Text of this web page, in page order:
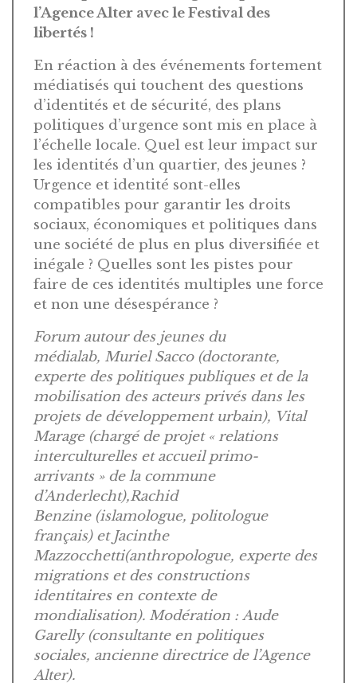
l’Agence Alter avec le Festival des
libertés !
En réaction à des événements fortement
médiatisés qui touchent des questions
d’identités et de sécurité, des plans
politiques d’urgence sont mis en place à
l’échelle locale. Quel est leur impact sur
les identités d’un quartier, des jeunes ?
Urgence et identité sont-elles
compatibles pour garantir les droits
sociaux, économiques et politiques dans
une société de plus en plus diversifiée et
inégale ? Quelles sont les pistes pour
faire de ces identités multiples une force
et non une désespérance ?
Forum autour des jeunes du
médialab, Muriel Sacco (doctorante,
experte des politiques publiques et de la
mobilisation des acteurs privés dans les
projets de développement urbain), Vital
Marage (chargé de projet « relations
interculturelles et accueil primo-
arrivants » de la commune
d’Anderlecht),Rachid
Benzine (islamologue, politologue
français) et Jacinthe
Mazzocchetti(anthropologue, experte des
migrations et des constructions
identitaires en contexte de
mondialisation). Modération : Aude
Garelly (consultante en politiques
sociales, ancienne directrice de l’Agence
Alter).